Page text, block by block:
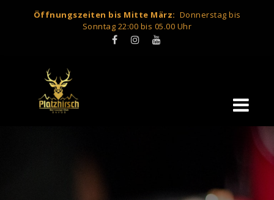
Öffnungszeiten bis Mitte März: Donnerstag bis
Sonntag 22:00 bis 05.00 Uhr